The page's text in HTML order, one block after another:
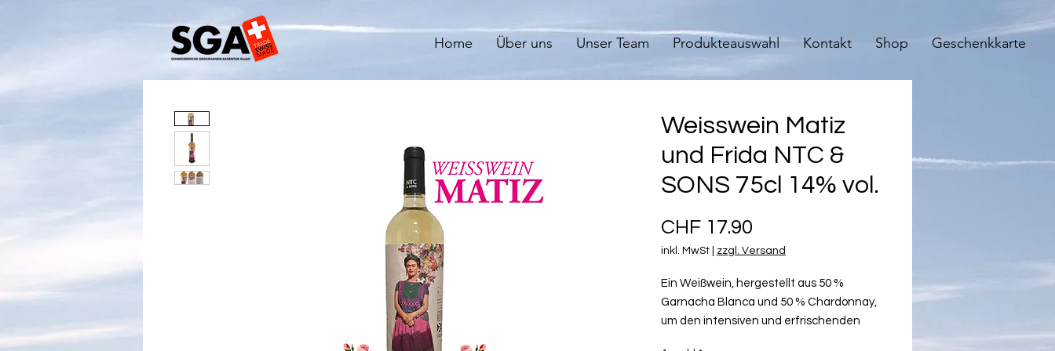
Home Über uns Unser Team Produkteauswahl Kontakt Shop Geschenkkarte
Weisswein Matiz
und Frida NTC &
SONS 75cl 14% vol.
CHF 17.90
inkl. MwSt zzgl. Versand
Ein Weißwein, hergestellt aus 50 %
Garnacha Blanca und 50 % Chardonnay,
um den intensiven und erfrischenden